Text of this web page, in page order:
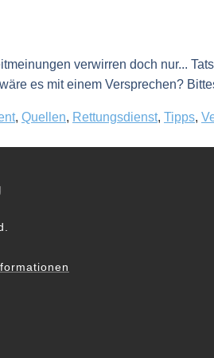
verwirren doch nur...
es mit einem Versprechen?
, Quellen, Rettungsdienst, Tipps,